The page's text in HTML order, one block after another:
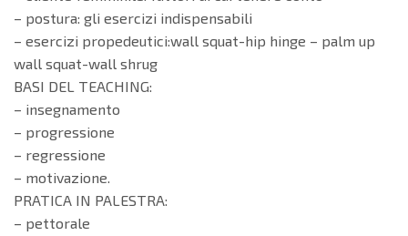
– postura: gli esercizi indispensabili
– esercizi propedeutici:wall squat-hip hinge – palm up
wall squat-wall shrug
BASI DEL TEACHING:
– insegnamento
– progressione
– regressione
– motivazione.
PRATICA IN PALESTRA:
– pettorale